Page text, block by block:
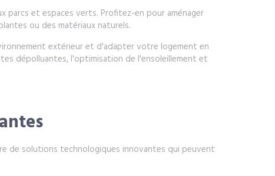
parcs et espaces verts. Profitez-en pour aménager
ou des matériaux naturels.
extérieur et d'adapter votre logement en
dépolluantes, l'optimisation de l'ensoleillement et
de solutions technologiques innovantes qui peuvent